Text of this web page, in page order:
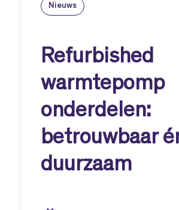
Nieuws
Refurbished
warmtepomp
onderdelen:
betrouwbaar
duurzaam